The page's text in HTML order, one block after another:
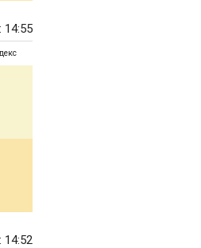
14:55
14:52